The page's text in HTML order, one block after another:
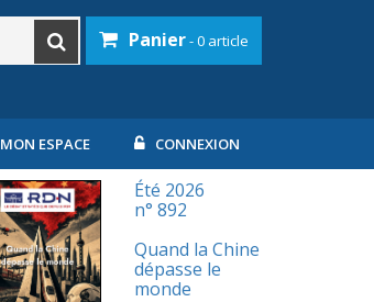
Panier- 0 article
MON ESPACE CONNEXION
Été 2026
n° 892
Quand la Chine
dépasse le
monde